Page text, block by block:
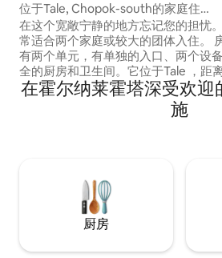
位于Tale, Chopok-south的家庭住
宅"Zeleny Dom"
在这个宽敞宁静的地方忘记您的担忧
常适合两个家庭或较大的团体入住。
有两个单元，有单独的入口、两个设
全的厨房和卫生间。它位于Tale ，距
熊高尔夫球场500米，位置安静。5公
有3个滑雪胜地（ Ski Myto pod
Dumbierom、Tale和Chopok Juh ）。
在霍尔纳莱霍塔深受欢迎
施
厨房